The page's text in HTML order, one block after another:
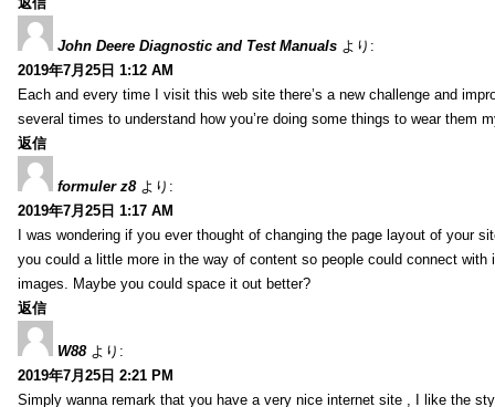
John Deere Diagnostic and Test Manuals より:
2019年7月25日 1:12 AM
Each and every time I visit this web site there’s a new challenge and
several times to understand how you’re doing some things to wear them
返信
formuler z8 より:
2019年7月25日 1:17 AM
I was wondering if you ever thought of changing the page layout of your
you could a little more in the way of content so people could connect
images. Maybe you could space it out better?
返信
W88 より:
2019年7月25日 2:21 PM
Simply wanna remark that you have a very nice internet site , I like the